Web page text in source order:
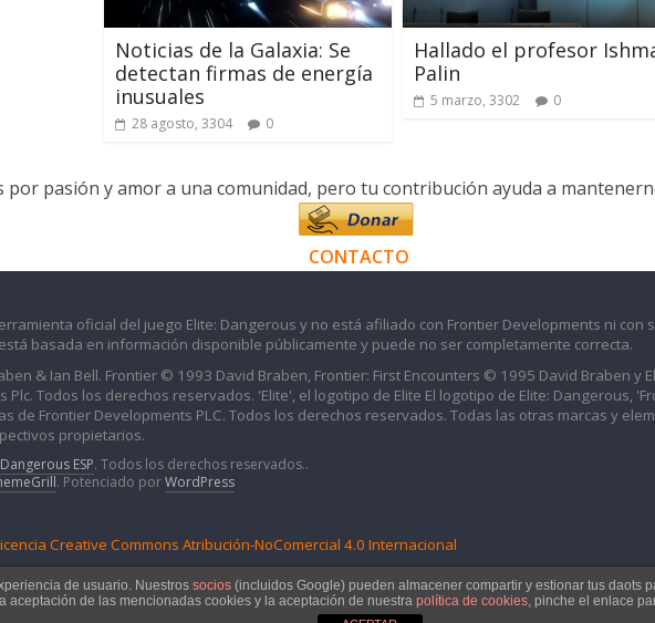
Noticias de la Galaxia: Se
detectan firmas de energía
inusuales
28 agosto, 3304 0
Hallado el profesor
Palin
5 marzo, 3302 0
por pasión y amor a una comunidad, pero tu contribución ayuda a
CONTACTO
oficial del juego Elite: Dangerous y no está afiliado con Frontier Developments ni con
basada en información disponible públicamente y puede no ser completamente correcta.
& Ian Bell. Frontier © 1993 David Braben, Frontier: First Encounters © 1995 David Braben y
Plc. Todos los derechos reservados. 'Elite', el logotipo de Elite El logotipo de Elite: Dangerous,
de Frontier Developments PLC. Todos los derechos reservados. Todas las otras marcas y
propietarios.
ESP. Todos los derechos reservados..
. Potenciado porWordPress
Creative Commons Atribución-NoComercial 4.0 Internacional
de usuario. Nuestros socios (incluidos Google) pueden almacener compartir y estionar tus daots
aceptación de las mencionadas cookies y la aceptación de nuestra política de cookies, pinche el enlace